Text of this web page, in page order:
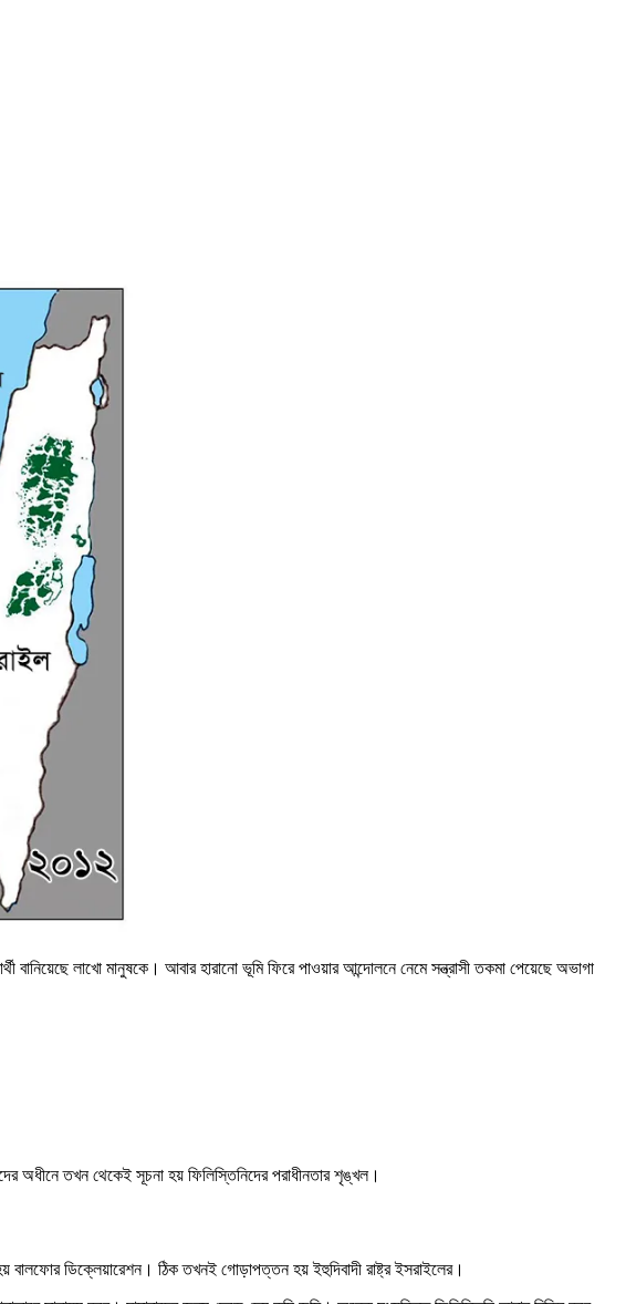
লাখো মানুষকে। আবার হারানো ভূমি ফিরে পাওয়ার আন্দোলনে নেমে সন্ত্রাসী তকমা পেয়েছে অভাগা
অধীনে তখন থেকেই সূচনা হয় ফিলিস্তিনিদের পরাধীনতার শৃঙ্খল।
বালফোর ডিক্লেয়ারেশন। ঠিক তখনই গোড়াপত্তন হয় ইহুদিবাদী রাষ্ট্র ইসরাইলের।